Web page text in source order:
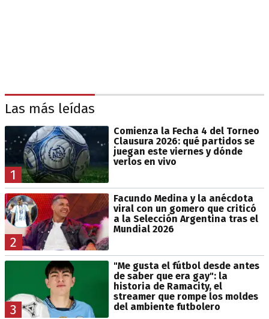
Las más leídas
1
Comienza la Fecha 4 del Torneo
Clausura 2026: qué partidos se
juegan este viernes y dónde
verlos en vivo
2
Facundo Medina y la anécdota
viral con un gomero que criticó
a la Selección Argentina tras el
Mundial 2026
3
"Me gusta el fútbol desde antes
de saber que era gay": la
historia de Ramacity, el
streamer que rompe los moldes
del ambiente futbolero